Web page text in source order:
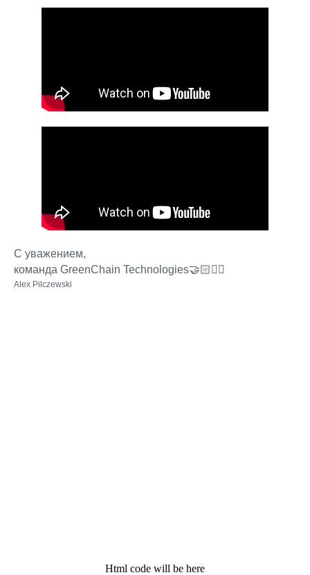
С уважением,
команда GreenChain Technologies🤝🏻✌🏻
Alex Pilczewski
Html code will be here